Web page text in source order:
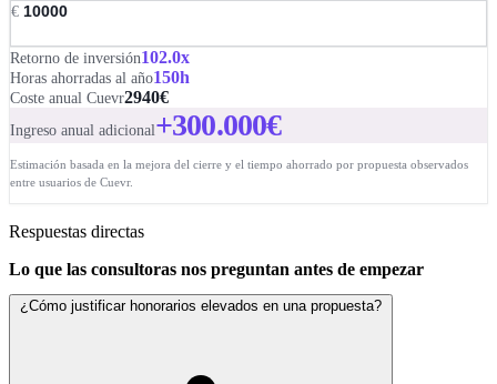
€
Retorno de inversión102.0x
Horas ahorradas al año150h
Coste anual Cuevr2940€
Ingreso anual adicional +300.000€
Estimación basada en la mejora del cierre y el tiempo ahorrado por propuesta observados
entre usuarios de Cuevr.
Respuestas directas
Lo que las consultoras nos preguntan antes de empezar
¿Cómo justificar honorarios elevados en una propuesta?